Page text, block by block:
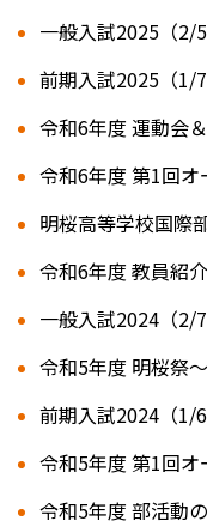
一般入試2025（2/5
前期入試2025（1/7
令和6年度 運動会
令和6年度 第1回オ
明桜高等学校国
令和6年度 教員紹介
一般入試2024（2/7
令和5年度 明桜祭
前期入試2024（1/6
令和5年度 第1回オ
令和5年度 部活動